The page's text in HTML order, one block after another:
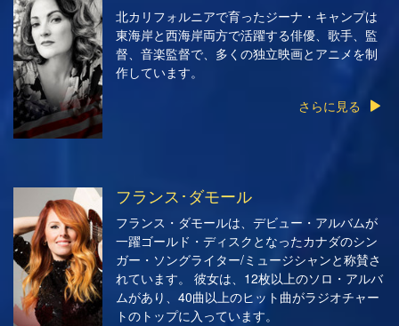
北カリフォルニアで育ったジーナ・キャンプは
東海岸と西海岸両方で活躍する俳優、歌手、監
督、音楽監督で、多くの独立映画とアニメを制
作しています。
さらに見る
フランス･ダモール
フランス・ダモールは、デビュー・アルバムが
一躍ゴールド・ディスクとなったカナダのシン
ガー・ソングライター/ミュージシャンと称賛さ
れています。 彼女は、12枚以上のソロ・アルバ
ムがあり、40曲以上のヒット曲がラジオチャー
トのトップに入っています。